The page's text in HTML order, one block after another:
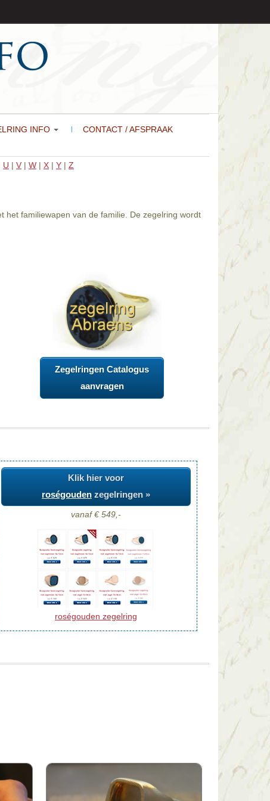
INFO CONTACT / AFSPRAAK
U | V | W | X | Y | Z
het familiewapen van de familie. De zegelring wordt
Zegelringen Catalogus
aanvragen
Klik hier voor
roségouden zegelringen »
vanaf € 549,-
roségouden zegelring